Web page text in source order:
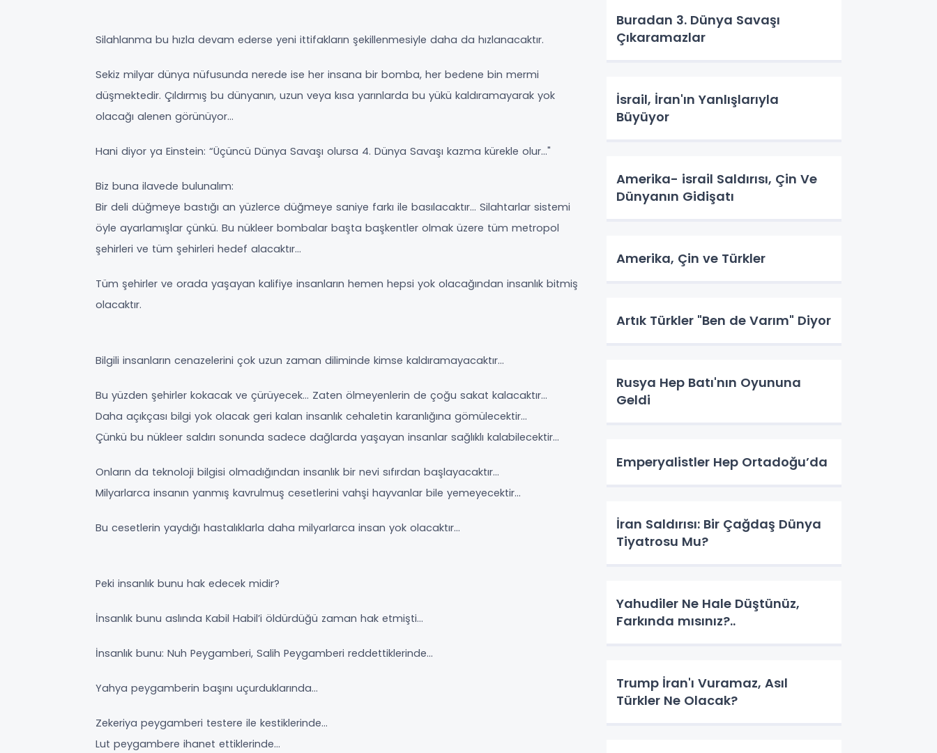
Silahlanma bu hızla devam ederse yeni ittifakların şekillenmesiyle daha da hızlanacaktır.
Sekiz milyar dünya nüfusunda nerede ise her insana bir bomba, her bedene bin mermi
düşmektedir. Çıldırmış bu dünyanın, uzun veya kısa yarınlarda bu yükü kaldıramayarak yok
olacağı alenen görünüyor…
Hani diyor ya Einstein: “Üçüncü Dünya Savaşı olursa 4. Dünya Savaşı kazma kürekle olur…"
Biz buna ilavede bulunalım:
Bir deli düğmeye bastığı an yüzlerce düğmeye saniye farkı ile basılacaktır… Silahtarlar sistemi
öyle ayarlamışlar çünkü. Bu nükleer bombalar başta başkentler olmak üzere tüm metropol
şehirleri ve tüm şehirleri hedef alacaktır…
Tüm şehirler ve orada yaşayan kalifiye insanların hemen hepsi yok olacağından insanlık bitmiş
olacaktır.
Bilgili insanların cenazelerini çok uzun zaman diliminde kimse kaldıramayacaktır…
Bu yüzden şehirler kokacak ve çürüyecek… Zaten ölmeyenlerin de çoğu sakat kalacaktır…
Daha açıkçası bilgi yok olacak geri kalan insanlık cehaletin karanlığına gömülecektir…
Çünkü bu nükleer saldırı sonunda sadece dağlarda yaşayan insanlar sağlıklı kalabilecektir…
Onların da teknoloji bilgisi olmadığından insanlık bir nevi sıfırdan başlayacaktır…
Milyarlarca insanın yanmış kavrulmuş cesetlerini vahşi hayvanlar bile yemeyecektir…
Bu cesetlerin yaydığı hastalıklarla daha milyarlarca insan yok olacaktır…
Peki insanlık bunu hak edecek midir?
İnsanlık bunu aslında Kabil Habil’i öldürdüğü zaman hak etmişti…
İnsanlık bunu: Nuh Peygamberi, Salih Peygamberi reddettiklerinde…
Yahya peygamberin başını uçurduklarında…
Zekeriya peygamberi testere ile kestiklerinde…
Lut peygambere ihanet ettiklerinde…
Buradan 3. Dünya Savaşı
Çıkaramazlar
İsrail, İran'ın Yanlışlarıyla
Büyüyor
Amerika- israil Saldırısı, Çin Ve
Dünyanın Gidişatı
Amerika, Çin ve Türkler
Artık Türkler "Ben de Varım" Diyor
Rusya Hep Batı'nın Oyununa
Geldi
Emperyalistler Hep Ortadoğu’da
İran Saldırısı: Bir Çağdaş Dünya
Tiyatrosu Mu?
Yahudiler Ne Hale Düştünüz,
Farkında mısınız?..
Trump İran'ı Vuramaz, Asıl
Türkler Ne Olacak?